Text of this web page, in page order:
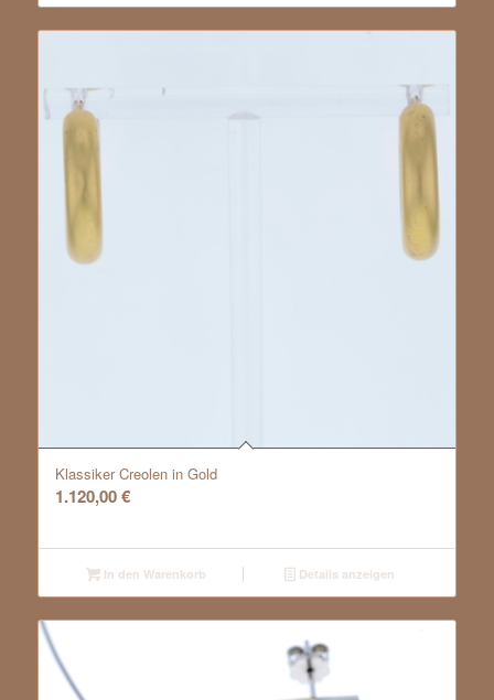
Klassiker Creolen in Gold
1.120,00€
In den Warenkorb Details anzeigen